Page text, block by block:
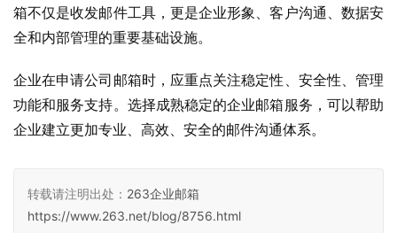
箱不仅是收发邮件工具，更是企业形象、客户沟通、数据安
全和内部管理的重要基础设施。
企业在申请公司邮箱时，应重点关注稳定性、安全性、管理
功能和服务支持。选择成熟稳定的企业邮箱服务，可以帮助
企业建立更加专业、高效、安全的邮件沟通体系。
转载请注明出处： 263企业邮箱
https://www.263.net/blog/8756.html